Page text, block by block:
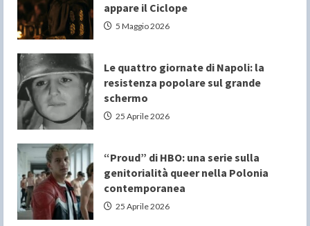
appare il Ciclope
5 Maggio 2026
Le quattro giornate di Napoli: la
resistenza popolare sul grande
schermo
25 Aprile 2026
“Proud” di HBO: una serie sulla
genitorialità queer nella Polonia
contemporanea
25 Aprile 2026